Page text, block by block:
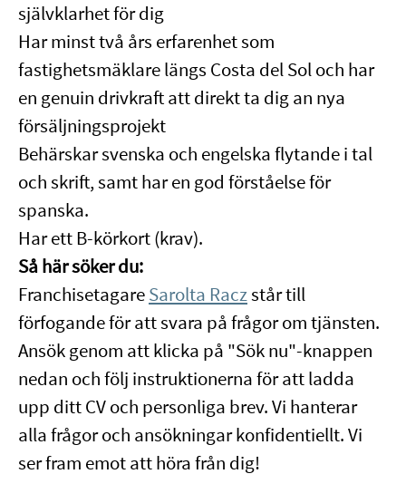
självklarhet för dig
Har minst två års erfarenhet som
fastighetsmäklare längs Costa del Sol och har
en genuin drivkraft att direkt ta dig an nya
försäljningsprojekt
Behärskar svenska och engelska flytande i tal
och skrift, samt har en god förståelse för
spanska.
Har ett B-körkort (krav).
Så här söker du:
FranchisetagareSarolta Raczstår till
förfogande för att svara på frågor om tjänsten.
Ansök genom att klicka på "Sök nu"-knappen
nedan och följ instruktionerna för att ladda
upp ditt CV och personliga brev. Vi hanterar
alla frågor och ansökningar konfidentiellt. Vi
ser fram emot att höra från dig!